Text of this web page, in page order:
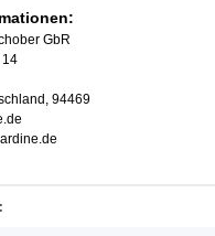
GbR
14
94469